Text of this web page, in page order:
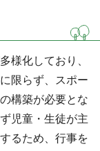
様化しており、
限らず、スポー
構築が必要とな
児童・生徒が主
るため、行事を